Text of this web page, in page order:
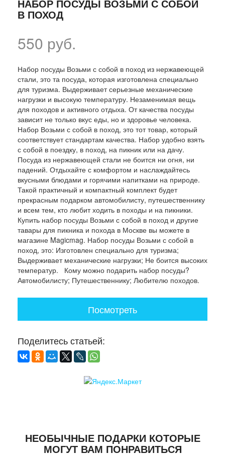
НАБОР ПОСУДЫ ВОЗЬМИ С СОБОЙ
В ПОХОД
550 руб.
Набор посуды Возьми с собой в поход из нержавеющей
стали, это та посуда, которая изготовлена специально
для туризма. Выдерживает серьезные механические
нагрузки и высокую температуру. Незаменимая вещь
для походов и активного отдыха. От качества посуды
зависит не только вкус еды, но и здоровье человека.
Набор Возьми с собой в поход, это тот товар, который
соответствует стандартам качества. Набор удобно взять
с собой в поездку, в поход, на пикник или на дачу.
Посуда из нержавеющей стали не боится ни огня, ни
падений. Отдыхайте с комфортом и наслаждайтесь
вкусными блюдами и горячими напитками на природе.
Такой практичный и компактный комплект будет
прекрасным подарком автомобилисту, путешественнику
и всем тем, кто любит ходить в походы и на пикники.
Купить набор посуды Возьми с собой в поход и другие
тавары для пикника и похода в Москве вы можете в
магазине Magicmag. Набор посуды Возьми с собой в
поход, это: Изготовлен специально для туризма;
Выдерживает механические нагрузки; Не боится высоких
температур. Кому можно подарить набор посуды?
Автомобилисту; Путешественнику; Любителю походов.
Посмотреть
Поделитесь статьей:
НЕОБЫЧНЫЕ ПОДАРКИ КОТОРЫЕ
МОГУТ ВАМ ПОНРАВИТЬСЯ